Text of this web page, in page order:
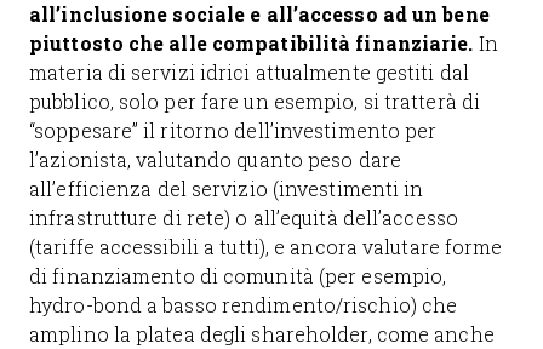
all’inclusione sociale e all’accesso ad un bene
piuttosto che alle compatibilità finanziarie. In
materia di servizi idrici attualmente gestiti dal
pubblico, solo per fare un esempio, si tratterà di
“soppesare” il ritorno dell’investimento per
l’azionista, valutando quanto peso dare
all’efficienza del servizio (investimenti in
infrastrutture di rete) o all’equità dell’accesso
(tariffe accessibili a tutti), e ancora valutare forme
di finanziamento di comunità (per esempio,
hydro-bond a basso rendimento/rischio) che
amplino la platea degli shareholder, come anche